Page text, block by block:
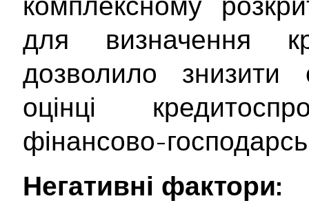
для визначення
дозволило знизити
оцінці
фінансово-
Негативні фактори: